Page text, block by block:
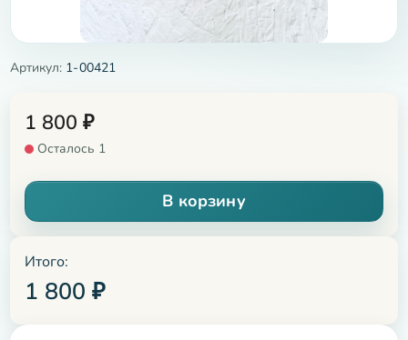
Артикул: 1-00421
1 800 ₽
Осталось 1
В корзину
Итого:
1 800 ₽